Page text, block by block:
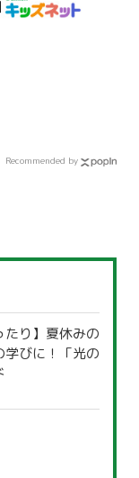
Recommended by
たり】夏休みの
学びに！「光の